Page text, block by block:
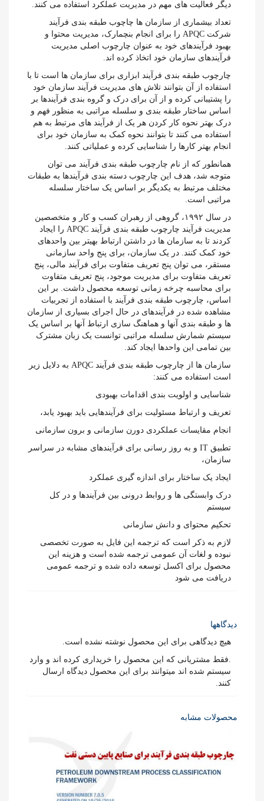
دیگر فعالیت های مهم در مدیریت عملکرد استفاده می کنند.
تعداد بیشماری از سازمان ها چاچوب طبقه بندی فرآیند
شرکت APQC را برای انجام بنچمارک، مدیریت محتوا و
بهبود فرآیندهای خود به عنوان چارچوب اصلی مدیریت
فرآیندهای سازمان خود اتخاذ کرده اند.
چارچوب طبقه بندی فرآیند ابزاری برای سازمان ها است تا با
استفاده از آن بتوانند تلاش های مدیریت فرآیند سازمان خود
را پشتیبانی کرده و از آن برای درک و گروه بندی فرآیندها بر
اساس ساختار طبقه بندی و سلسله مراتبی به منظور فهم و
درک بهتر نحوه کار کردن هر یک از فرآیند های مرتبط به هم
استفاده می کنند تا بتوانند نحوه کمک به سازمان خود برای
انجام بهتر کارها را شناسایی کرده و عملیاتی کنند.
همانطور که از نام چارچوب طبقه بندی فرآیند می توان
متوجه شد، هدف این چارچوب دسته بندی فرآیندها به طبقات
مختلف مرتبط به یکدیگر بر اساس یک ساختار سلسله
مراتبی است.
در سال ۱۹۹۲، گروهی از رهبران کسب و کار و متخصصین
مدیریت فرآیند چارچوب طبقه بندی فرآیند APQC را ایجاد
کردند تا به سازمان ها در داشتن ارتباط بهیتر بین واحدهای
خود کمک کنند. در یک سازمان، برای پنج واحد سازمانی
مستقر، می توان پنج تعریف متفاوت برای فرآیند مالی، پنج
تعریف متفاوت برای مدیریت موجود، پنج تعریف متفاوت
برای محاسبه چرخه زمانی توسعه محصول داشت. بر این
اساس، چارچوب طبقه بندی فرآیند با استفاده از تجربیات
مشاهده شده در فرآیندهای در حال اجرای بسیاری از سازمان
ها و طبقه بندی آنها و هماهنگ سازی ارتباط آنها بر اساس یک
سیستم شمارش سلسله مراتبی توانست یک زبان مشترک
بین تمامی این واحدها ایجاد کند.
سازمان ها از چارچوب طبقه بندی فرآیند APQC به دلایل زیر
است استفاده می کنند:
شناسایی و اولویت بندی اقدامات بهبودی
تعریف و ارتباط مسئولیت برای فرآیندهایی باید بهبود یابد،
انجام مقایسات عملکردی دورن سازمانی و برون سازمانی
تطبیق IT و به روز رسانی برای فرآیندهای مشابه در سراسر
سازمان،
ایجاد یک ساختار برای اندازه گیری عملکرد
درک وابستگی ها و روابط درونی بین فرآیندها و در کل
سیستم
تحکیم محتوای و دانش سازمانی
لازم به ذکر است که ترجمه این فایل به صورت تخصصی
نبوده و لغات آن عمومی ترجمه شده است و هزینه این
محصول برای اکسل توسعه داده شده و ترجمه عمومی
دریافت می شود
دیدگاهها
هیچ دیدگاهی برای این محصول نوشته نشده است.
.فقط مشتریانی که این محصول را خریداری کرده اند و وارد
سیستم شده اند میتوانند برای این محصول دیدگاه ارسال
کنند.
محصولات مشابه